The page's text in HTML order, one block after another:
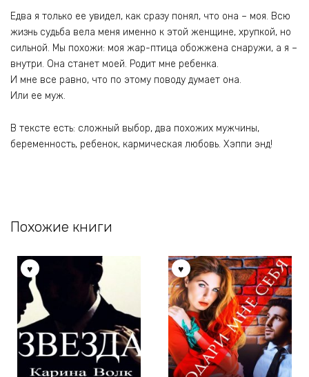
Едва я только ее увидел, как сразу понял, что она – моя. Всю
жизнь судьба вела меня именно к этой женщине, хрупкой, но
сильной. Мы похожи: моя жар-птица обожжена снаружи, а я –
внутри. Она станет моей. Родит мне ребенка.
И мне все равно, что по этому поводу думает она.
Или ее муж.
В тексте есть: сложный выбор, два похожих мужчины,
беременность, ребенок, кармическая любовь. Хэппи энд!
Похожие книги